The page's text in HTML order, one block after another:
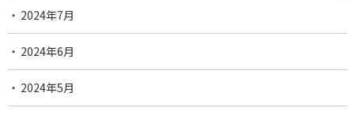
2024年7月
2024年6月
2024年5月